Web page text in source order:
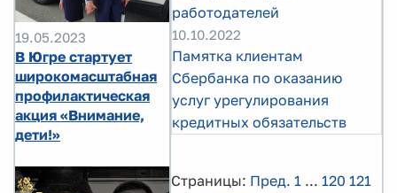
19.05.2023
В Югре стартует
широкомасштабная
профилактическая
акция «Внимание,
дети!»
работодателей
10.10.2022
Памятка клиентам
Сбербанка по оказанию
услуг урегулирования
кредитных обязательств
Страницы: Пред. 1 ... 120 121